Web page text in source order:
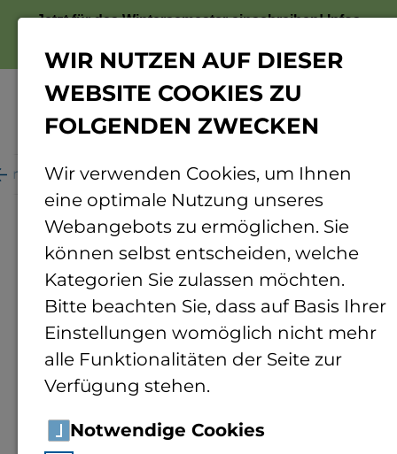
Jetzt für das Wintersemester einschreiben!Infos
Personenverzeichnis Personendetails
WIR NUTZEN AUF DIESER
WEBSITE COOKIES ZU
FOLGENDEN ZWECKEN
Wir verwenden Cookies, um Ihnen
eine optimale Nutzung unseres
Webangebots zu ermöglichen. Sie
können selbst entscheiden, welche
Kategorien Sie zulassen möchten.
Bitte beachten Sie, dass auf Basis Ihrer
Einstellungen womöglich nicht mehr
alle Funktionalitäten der Seite zur
Verfügung stehen.
Notwendige Cookies